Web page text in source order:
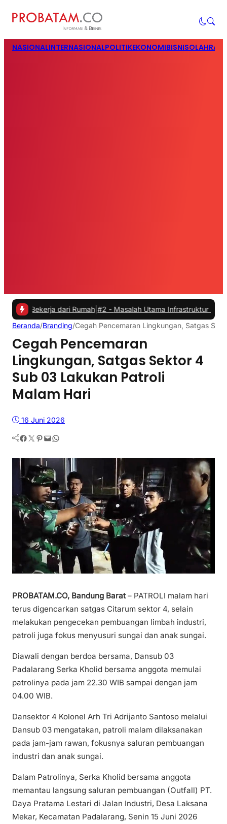
NASIONALINTERNASIONALPOLITIKEKONOMIBISNIS
dari Rumah|#2 -Masalah Utama Infrastruktur Pengisian
Beranda/Branding/Cegah Pencemaran Lingkungan, Satgas
Cegah Pencemaran
Lingkungan, Satgas Sektor 4
Sub 03 Lakukan Patroli
Malam Hari
16 Juni 2026
Facebook Twitter Pinterest Mail WhatsApp
PROBATAM.CO, Bandung Barat – PATROLI malam hari
terus digencarkan satgas Citarum sektor 4, selain
melakukan pengecekan pembuangan limbah industri,
patroli juga fokus menyusuri sungai dan anak sungai.
Diawali dengan berdoa bersama, Dansub 03
Padalarang Serka Kholid bersama anggota memulai
patrolinya pada jam 22.30 WIB sampai dengan jam
04.00 WIB.
Dansektor 4 Kolonel Arh Tri Adrijanto Santoso melalui
Dansub 03 mengatakan, patroli malam dilaksanakan
pada jam-jam rawan, fokusnya saluran pembuangan
industri dan anak sungai.
Dalam Patrolinya, Serka Kholid bersama anggota
memantau langsung saluran pembuangan (Outfall) PT.
Daya Pratama Lestari di Jalan Industri, Desa Laksana
Mekar, Kecamatan Padalarang, Senin 15 Juni 2026